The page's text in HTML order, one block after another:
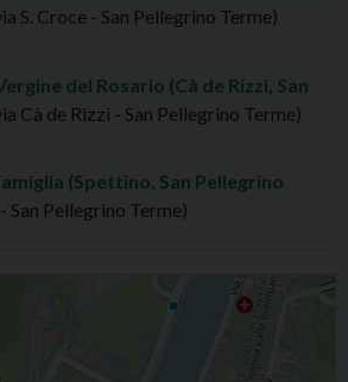
S. Croce - San Pellegrino Terme)
del Rosario (Cà de Rizzi, San
Cà de Rizzi - San Pellegrino Terme)
(Spettino, San Pellegrino
San Pellegrino Terme)